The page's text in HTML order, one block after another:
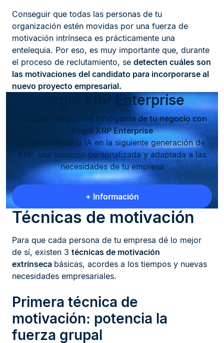
Conseguir que todas las personas de tu
organización estén movidas por una fuerza de
motivación intrínseca es prácticamente una
entelequia. Por eso, es muy importante que, durante
el proceso de reclutamiento, se detecten cuáles son
las motivaciones del candidato para incorporarse al
nuevo proyecto empresarial.
Cegid XRP Enterprise
Descubre la gestión inteligente de tu negocio con
Cegid XRP Enterprise
Benefíciate de la IA en la siguiente generación de
ERP, una solución personalizada y adaptada a las
necesidades de tu empresa
+ Información
Técnicas de motivación
Para que cada persona de tu empresa dé lo mejor
de sí, existen 3 técnicas de motivación
extrínseca básicas, acordes a los tiempos y nuevas
necesidades empresariales.
Primera técnica de
motivación: potencia la
fuerza grupal